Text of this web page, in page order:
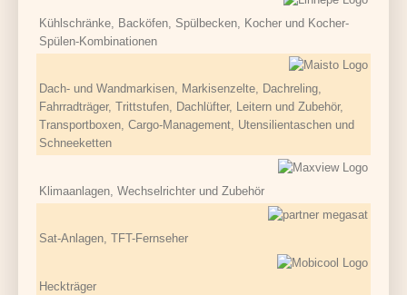
Kühlschränke, Backöfen, Spülbecken, Kocher und Kocher-
Spülen-Kombinationen
Dach- und Wandmarkisen, Markisenzelte, Dachreling,
Fahrradträger, Trittstufen, Dachlüfter, Leitern und Zubehör,
Transportboxen, Cargo-Management, Utensilientaschen und
Schneeketten
Klimaanlagen, Wechselrichter und Zubehör
Sat-Anlagen, TFT-Fernseher
Heckträger